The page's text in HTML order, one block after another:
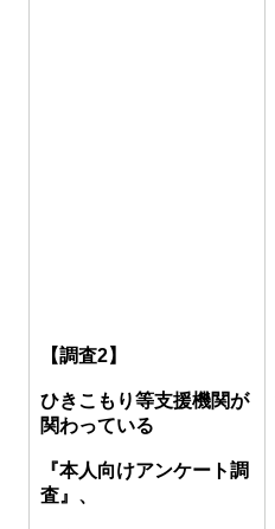
【調査2】
ひきこもり等支援機関が
関わっている
『本人向けアンケート調
査』、